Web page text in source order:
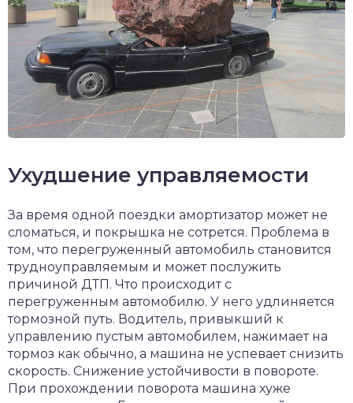
Ухудшение управляемости
За время одной поездки амортизатор может не
сломаться, и покрышка не сотрется. Проблема в
том, что перегруженный автомобиль становится
трудноуправляемым и может послужить
причиной ДТП. Что происходит с
перегруженным автомобилю. У него удлиняется
тормозной путь. Водитель, привыкший к
управлению пустым автомобилем, нажимает на
тормоз как обычно, а машина не успевает снизить
скорость. Снижение устойчивости в повороте.
При прохождении поворота машина хуже